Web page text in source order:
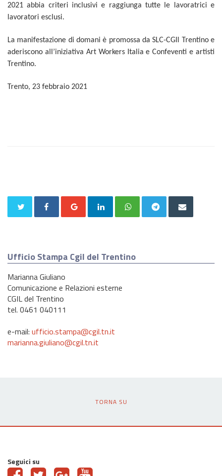
2021 abbia criteri inclusivi e raggiunga tutte le lavoratrici e
lavoratori esclusi.
La manifestazione di domani è promossa da SLC-CGIl Trentino e
aderiscono all’iniziativa Art Workers Italia e Confeventi e artisti
Trentino.
Trento, 23 febbraio 2021
Ufficio Stampa Cgil del Trentino
Marianna Giuliano
Comunicazione e Relazioni esterne
CGIL del Trentino
tel. 0461 040111
e-mail: ufficio.stampa@cgil.tn.it
marianna.giuliano@cgil.tn.it
TORNA SU
Seguici su